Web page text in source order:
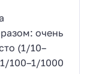
очень
(1/10–
100–1/1000